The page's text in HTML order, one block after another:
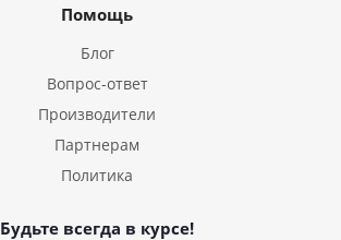
Помощь
Блог
Вопрос-ответ
Производители
Партнерам
Политика
Будьте всегда в курсе!